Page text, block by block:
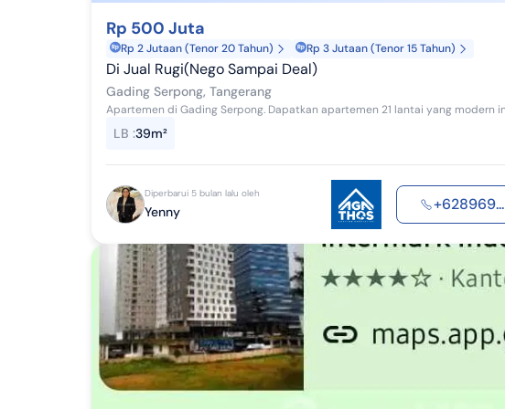
Rp 500 Juta
Rp 2 Jutaan (Tenor 20 Tahun) Rp 3 Jutaan (Tenor 15 Tahun)
Di Jual Rugi(Nego Sampai Deal)
Gading Serpong, Tangerang
LB :39m²
Diperbarui 5 bulan lalu oleh
Yenny +628969...